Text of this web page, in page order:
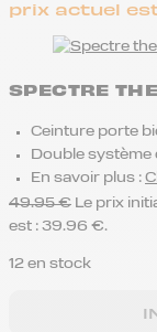
prix actuel
SPECTRE
Ceinture porte
Double système
En savoir plus :
49.95€ Le prix
est : 39.96 €.
12 en stock